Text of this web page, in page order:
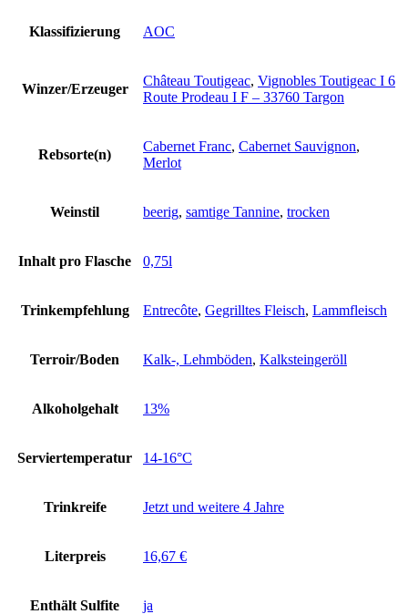
Klassifizierung AOC
Winzer/Erzeuger
Château Toutigeac, Vignobles Toutigeac I 6
Route Prodeau I F – 33760 Targon
Rebsorte(n)
Cabernet Franc, Cabernet Sauvignon,
Merlot
Weinstil beerig, samtige Tannine, trocken
Inhalt pro Flasche 0,75l
Trinkempfehlung Entrecôte, Gegrilltes Fleisch, Lammfleisch
Terroir/Boden Kalk-, Lehmböden, Kalksteingeröll
Alkoholgehalt 13%
Serviertemperatur 14-16°C
Trinkreife Jetzt und weitere 4 Jahre
Literpreis 16,67 €
Enthält Sulfite ja